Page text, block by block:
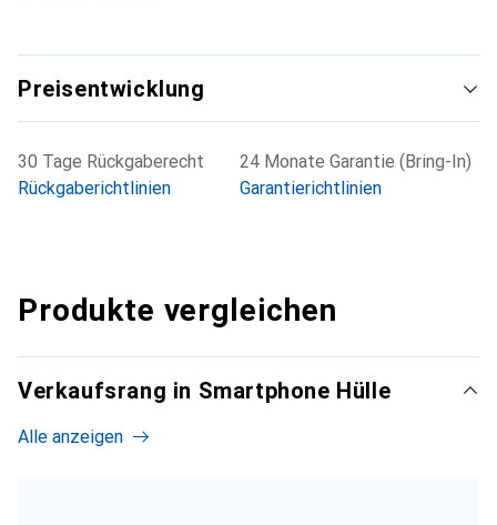
Preisentwicklung
30 Tage Rückgaberecht
Rückgaberichtlinien
24 Monate Garantie (Bring-In)
Garantierichtlinien
Produkte vergleichen
Verkaufsrang in Smartphone Hülle
Alle anzeigen